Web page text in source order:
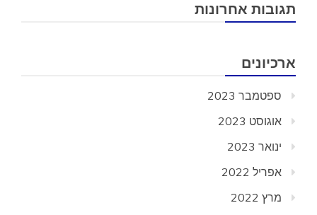
תגובות אחרונות
ארכיונים
ספטמבר 2023
אוגוסט 2023
ינואר 2023
אפריל 2022
מרץ 2022